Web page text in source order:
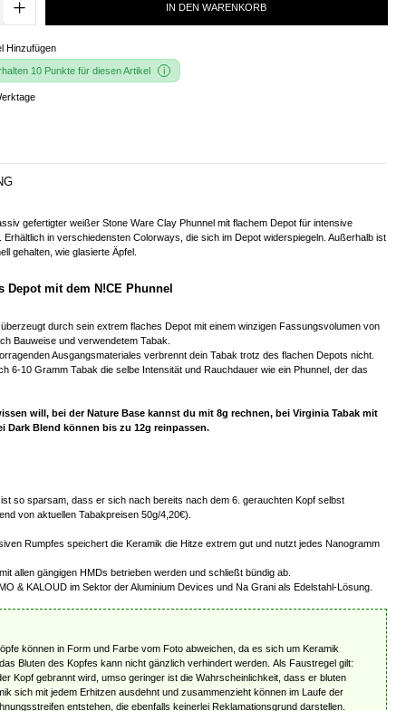
IN DEN WARENKORB
Hinzufügen
10 Punkte für diesen Artikel
gefertigter weißer Stone Ware Clay Phunnel mit flachem Depot für intensive
Erhältlich in verschiedensten Colorways, die sich im Depot widerspiegeln. Außerhalb ist
gehalten, wie glasierte Äpfel.
Depot mit dem N!CE Phunnel
durch sein extrem flaches Depot mit einem winzigen Fassungsvolumen von
Bauweise und verwendetem Tabak.
Ausgangsmateriales verbrennt dein Tabak trotz des flachen Depots nicht.
6-10 Gramm Tabak die selbe Intensität und Rauchdauer wie ein Phunnel, der das
will, bei der Nature Base kannst du mit 8g rechnen, bei Virginia Tabak mit
Dark Blend können bis zu 12g reinpassen.
so sparsam, dass er sich nach bereits nach dem 6. gerauchten Kopf selbst
von aktuellen Tabakpreisen 50g/4,20€).
Rumpfes speichert die Keramik die Hitze extrem gut und nutzt jedes Nanogramm
allen gängigen HMDs betrieben werden und schließt bündig ab.
& KALOUD im Sektor der Aluminium Devices und Na Grani als Edelstahl-Lösung.
können in Form und Farbe vom Foto abweichen, da es sich um Keramik
Bluten des Kopfes kann nicht gänzlich verhindert werden. Als Faustregel gilt:
Kopf gebrannt wird, umso geringer ist die Wahrscheinlichkeit, dass er bluten
sich mit jedem Erhitzen ausdehnt und zusammenzieht können im Laufe der
entstehen, die ebenfalls keinerlei Reklamationsgrund darstellen.